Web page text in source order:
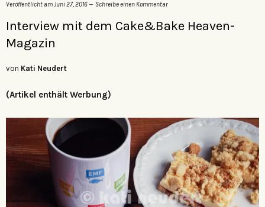
Veröffentlicht amJuni 27, 2016 Schreibe einen Kommentar
Interview mit dem Cake&Bake Heaven-
Magazin
von Kati Neudert
(Artikel enthält Werbung)